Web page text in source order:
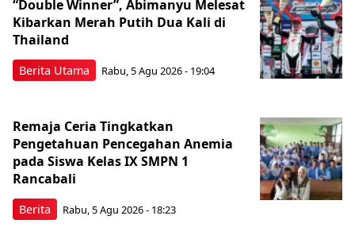
Berita Utama
“Double Winner”, Abimanyu Melesat
Kibarkan Merah Putih Dua Kali di
Thailand
Rabu, 5 Agu 2026 - 19:04
Berita
Remaja Ceria Tingkatkan
Pengetahuan Pencegahan Anemia
pada Siswa Kelas IX SMPN 1
Rancabali
Rabu, 5 Agu 2026 - 18:23